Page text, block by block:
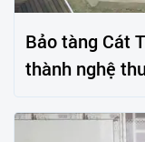
Bảo tàng Cát
thành nghệ